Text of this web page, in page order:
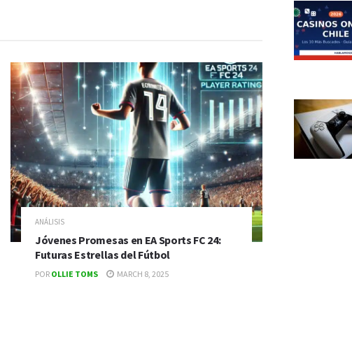
ANÁLISIS
Jóvenes Promesas en EA Sports FC 24:
Futuras Estrellas del Fútbol
POR OLLIE TOMS MARCH 8, 2025